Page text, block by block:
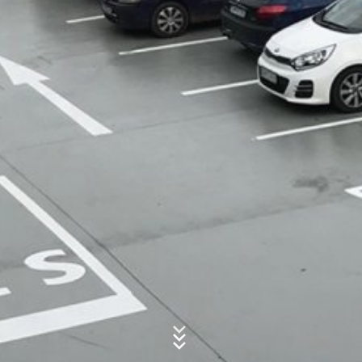
intérêt légitime à répondre à vos demandes (art. 6,
paragraphe 1, point f), du RDPE). En outre, nous
sommes tenus de tenir des registres sur la base de la
réglementation commerciale et fiscale (article 6,
paragraphe 1, point c), de la GDPR).
Les données sont transmises à notre fournisseur de
services d'hébergement qui héberge le site web en
notre nom. Une transmission à un tiers n'a pas lieu. Nous
prévoyons de conserver les données susmentionnées
Google Analytics
Ce site web utilise Google Analytics, un service
d'analyse du web. Il est géré par Google Inc, 1600
Amphitheatre Parkway, Mountain View, CA 94043, USA.
Google Analytics utilise ce qu'on appelle des "cookies".
Il s'agit de fichiers texte qui sont enregistrés sur votre
ordinateur et qui permettent d'analyser l'utilisation que
vous faites du site web. Les informations générées par
le cookie concernant votre utilisation de ce site web
Message
Téléchargez votre CV
Taille totale du fichier:
Je suis d'accord avecla politique de confidentialité
Bauchemie
Ce site est protégé par reCAPTCH et Google
confidentialité
les conditions d’utilisation